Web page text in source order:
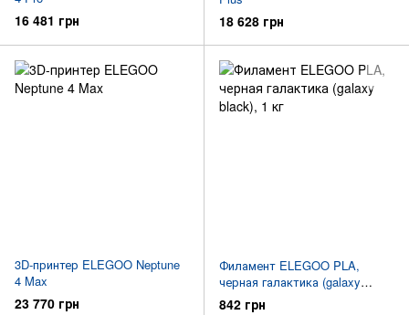
16 481 грн 18 628 грн
3D-принтер ELEGOO Neptune
4 Max
23 770 грн
Филамент ELEGOO PLA,
черная галактика (galaxy
black), 1 кг
842 грн